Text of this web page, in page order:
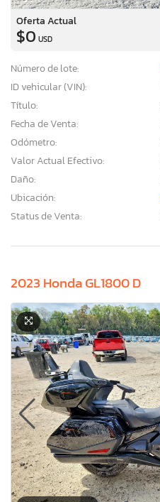
Oferta Actual
$0 USD
Número de lote:
ID vehicular (VIN):
Título:
Fecha de Venta:
Odómetro:
Valor Actual Efectivo:
Daño:
Ubicación:
Status de Venta:
2023 Honda GL1800 D